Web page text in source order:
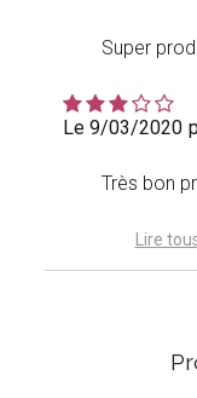
Super
Le 9/03/2020
Très bon
Lire